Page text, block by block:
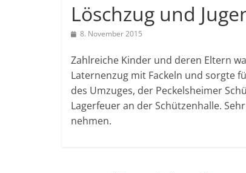
Löschzug und
8. November 2015
Zahlreiche Kinder und deren Eltern
Laternenzug mit Fackeln und sorgte
des Umzuges, der Peckelsheimer
Lagerfeuer an der Schützenhalle.
nehmen.